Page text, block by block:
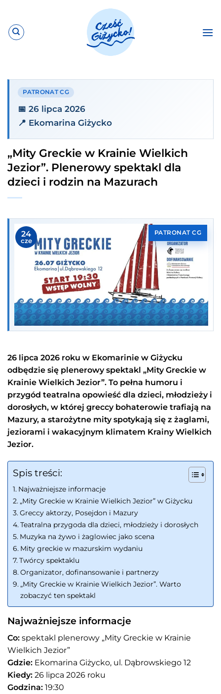
zawartości
PATRONAT CG
📅 26 lipca 2026
📍 Ekomarina Giżycko
„Mity Greckie w Krainie Wielkich
Jezior”. Plenerowy spektakl dla
dzieci i rodzin na Mazurach
PATRONAT CG
24
cze
26 lipca 2026 roku w Ekomarinie w Giżycku
odbędzie się plenerowy spektakl „Mity Greckie w
Krainie Wielkich Jezior”. To pełna humoru i
przygód teatralna opowieść dla dzieci, młodzieży i
dorosłych, w której greccy bohaterowie trafiają na
Mazury, a starożytne mity spotykają się z żaglami,
jeziorami i wakacyjnym klimatem Krainy Wielkich
Jezior.
Spis treści:
Najważniejsze informacje
„Mity Greckie w Krainie Wielkich Jezior” w Giżycku
Greccy aktorzy, Posejdon i Mazury
Teatralna przygoda dla dzieci, młodzieży i dorosłych
Muzyka na żywo i żaglowiec jako scena
Mity greckie w mazurskim wydaniu
Twórcy spektaklu
Organizator, dofinansowanie i partnerzy
„Mity Greckie w Krainie Wielkich Jezior”. Warto
zobaczyć ten spektakl
Najważniejsze informacje
Co: spektakl plenerowy „Mity Greckie w Krainie
Wielkich Jezior”
Gdzie: Ekomarina Giżycko, ul. Dąbrowskiego 12
Kiedy: 26 lipca 2026 roku
Godzina: 19:30